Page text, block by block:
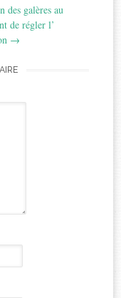
des galères au
de régler l’
→